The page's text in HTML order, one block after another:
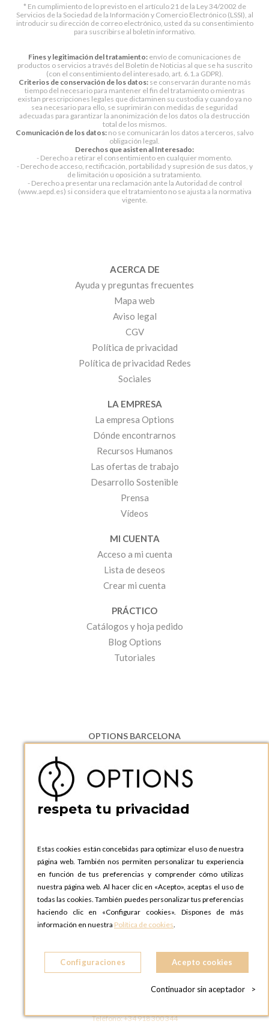
* En cumplimiento de lo previsto en el artículo 21 de la Ley 34/2002 de
Servicios de la Sociedad de la Información y Comercio Electrónico (LSSI), al
introducir su dirección de correo electrónico, usted da su consentimiento
para suscribirse al boletín informativo.
Fines y legitimación del tratamiento: envío de comunicaciones de
productos o servicios a través del Boletín de Noticias al que se ha suscrito
(con el consentimiento del interesado, art. 6.1.a GDPR).
Criterios de conservación de los datos:se conservarán durante no más
tiempo del necesario para mantener el fin del tratamiento o mientras
existan prescripciones legales que dictaminen su custodia y cuando ya no
sea necesario para ello, se suprimirán con medidas de seguridad
adecuadas para garantizar la anonimización de los datos o la destrucción
total de los mismos.
Comunicación de los datos: no se comunicarán los datos a terceros, salvo
obligación legal.
Derechos que asisten al Interesado:
- Derecho a retirar el consentimiento en cualquier momento.
- Derecho de acceso, rectificación, portabilidad y supresión de sus datos, y
de limitación u oposición a su tratamiento.
- Derecho a presentar una reclamación ante la Autoridad de control
(www.aepd.es) si considera que el tratamiento no se ajusta a la normativa
vigente.
ACERCA DE
Ayuda y preguntas frecuentes
Mapa web
Aviso legal
CGV
Política de privacidad
Política de privacidad Redes
Sociales
LA EMPRESA
La empresa Options
Dónde encontrarnos
Recursos Humanos
Las ofertas de trabajo
Desarrollo Sostenible
Prensa
Vídeos
MI CUENTA
Acceso a mi cuenta
Lista de deseos
Crear mi cuenta
PRÁCTICO
Catálogos y hoja pedido
Blog Options
Tutoriales
OPTIONS BARCELONA
08130 Santa Perpetua de Moguda, Barcelona
ESPAñA
Teléfono:
+34 935 724 041
OPTIONS BARCELONA SHOWROOM
ESPAñA
Teléfono:+34 935 724 041
OPTIONS MADRID
C. Lucio Emilio Cándido, 6,
28803 Alcalá de Henares, Madrid
ESPAñA
OPTIONS MADRID SHOWROOM
28004 MADRID
Teléfono:+34 918 300 344
respeta tu privacidad
Estas cookies están concebidas para optimizar el uso de nuestra
página web. También nos permiten personalizar tu experiencia
en función de tus preferencias y comprender cómo utilizas
nuestra página web. Al hacer clic en «Acepto», aceptas el uso de
todas las cookies. También puedes personalizar tus preferencias
haciendo clic en «Configurar cookies». Dispones de más
información en nuestra Política de cookies.
Configuraciones Acepto cookies
Continuador sin aceptador >